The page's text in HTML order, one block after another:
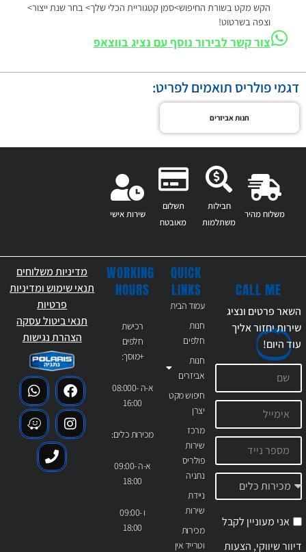
הקש מקט בשורת החיפוש>סמן קטגוריית הכלי שלך> בחר שנת ייצור>
וצפה בשרטוט!
צור קשר לבירור נוסף עם נציג בווצאפ
דגמי פולריס תואמים לפריט:
חנות אביזרים
משלוח מהיר
חבילות
משתלמות
תשלום
מאובטח
שירות אישי
QUICK
LINKS
עמוד הבית
חנות
חלפים
חנות
אביזרים
חיפוש מקט
יצרן
מרכז
שירות
פולריס
נתניה
ניידת
שירות
מכירות
וטרייד אין
WORKING
HOURS
רכישת
חלפים
+מוסך:
א-ה 08:000-
16:00
מכירות כלים:
א-ה 09:00-
18:00
ו 09:00-
18:00
CALL ME
השאר פרטים ונציג
שירות יחזור אליך
עודהיום!
אני מעוניין לקבל
דיוור שיווקי, הצעות
מדיניות משלוחים
תנאי שימוש ומדיניות
פרטיות
תנאי ביטול עסקה
הצהרת נגישות